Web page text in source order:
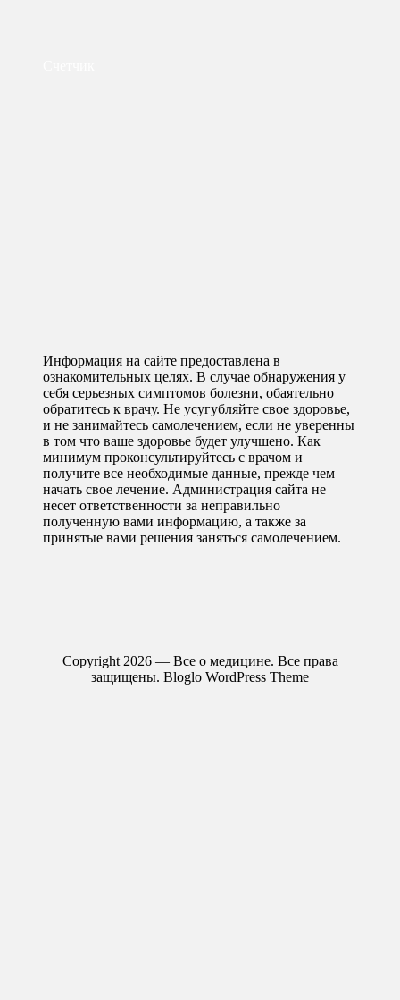
Информация на сайте предоставлена в
ознакомительных целях. В случае обнаружения у
себя серьезных симптомов болезни, обаятельно
обратитесь к врачу. Не усугубляйте свое здоровье,
и не занимайтесь самолечением, если не уверенны
в том что ваше здоровье будет улучшено. Как
минимум проконсультируйтесь с врачом и
получите все необходимые данные, прежде чем
начать свое лечение. Администрация сайта не
несет ответственности за неправильно
полученную вами информацию, а также за
принятые вами решения заняться самолечением.
Copyright 2026 — Все о медицине. Все права
защищены. Bloglo WordPress Theme